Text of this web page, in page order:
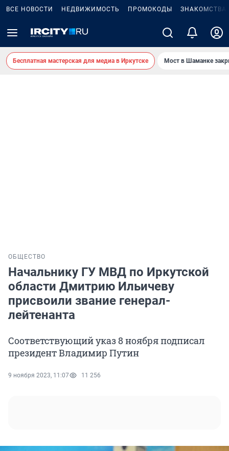
ВСЕ НОВОСТИ НЕДВИЖИМОСТЬ ПРОМОКОДЫ ЗНАКОМСТВА
Бесплатная мастерская для медиа в Иркутске Мост в Шаманке
ОБЩЕСТВО
Начальнику ГУ МВД по Иркутской
области Дмитрию Ильичеву
присвоили звание генерал-
лейтенанта
Соответствующий указ 8 ноября подписал
президент Владимир Путин
9 ноября 2023, 11:07 11 256